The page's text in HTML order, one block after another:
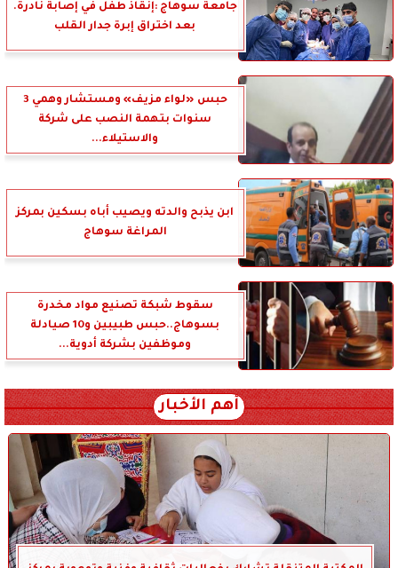
جامعة سوهاج :إنقاذ طفل في إصابة نادرة.
بعد اختراق إبرة جدار القلب
حبس «لواء مزيف» ومستشار وهمي 3
سنوات بتهمة النصب على شركة
والاستيلاء...
ابن يذبح والدته ويصيب أباه بسكين بمركز
المراغة سوهاج
سقوط شبكة تصنيع مواد مخدرة
بسوهاج..حبس طبيبين و10 صيادلة
وموظفين بشركة أدوية...
أهم الأخبار